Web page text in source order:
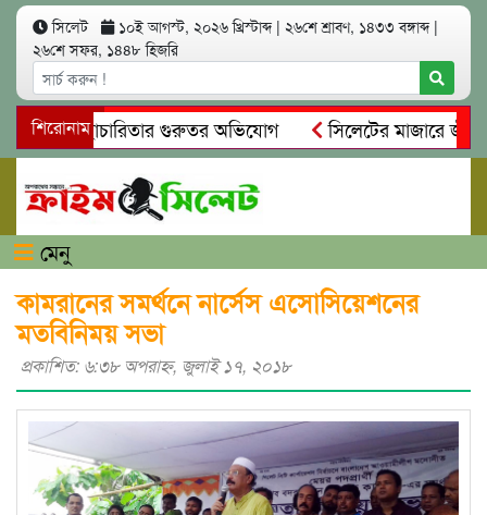
সিলেট ১০ই আগস্ট, ২০২৬ খ্রিস্টাব্দ | ২৬শে শ্রাবণ, ১৪৩৩ বঙ্গাব্দ |
২৬শে সফর, ১৪৪৮ হিজরি
শিরোনাম
ও স্বেচ্ছাচারিতার গুরুতর অভিযোগ
সিলেটের মাজারে
দলিল ফাঁস
গোয়াইনঘাটে প্রেমের ফাঁদে তরুণী পাচার:
মেনু
কামরানের সমর্থনে নার্সেস এসোসিয়েশনের
মতবিনিময় সভা
প্রকাশিত: ৬:৩৮ অপরাহ্ণ, জুলাই ১৭, ২০১৮